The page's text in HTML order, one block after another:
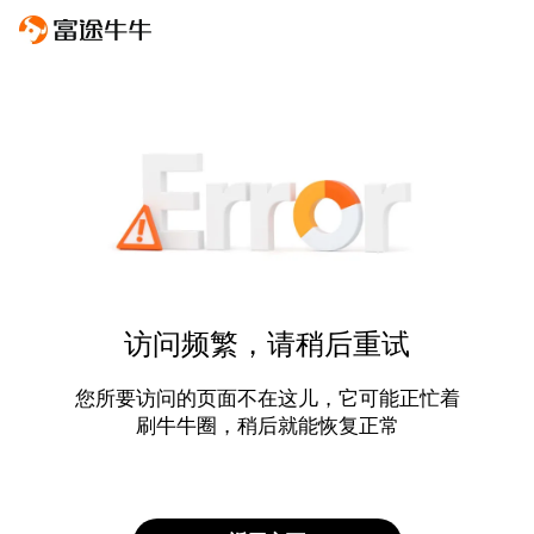
访问频繁，请稍后重试
您所要访问的页面不在这儿，它可能正忙着
刷牛牛圈，稍后就能恢复正常